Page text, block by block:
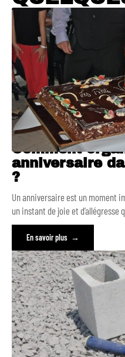
Comment
anniversaire
?
Un anniversaire est un moment
un instant de joie et d’allégresse
En savoir plus